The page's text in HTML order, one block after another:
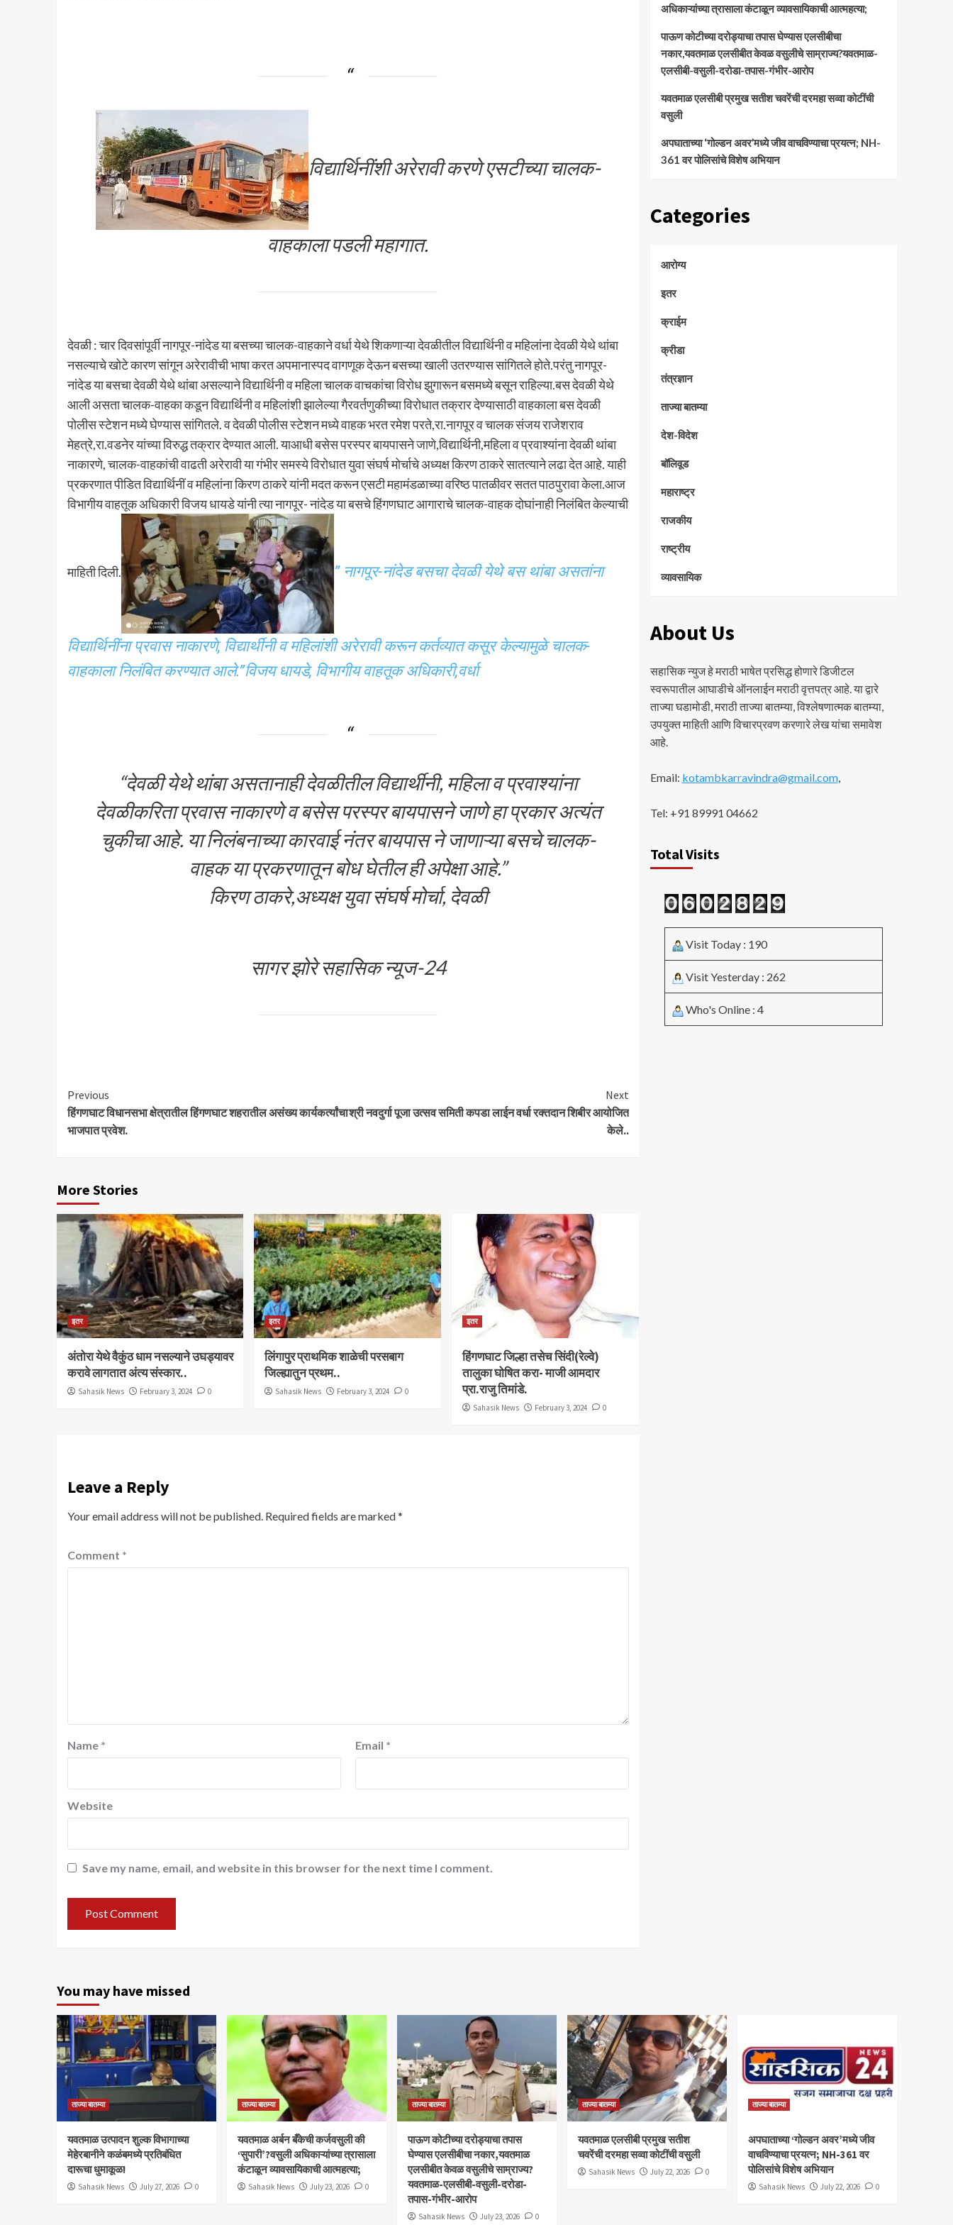
विद्यार्थिनींशी अरेरावी करणे एसटीच्या चालक-
वाहकाला पडली महागात.
देवळी : चार दिवसांपूर्वी नागपूर-नांदेड या बसच्या चालक-वाहकाने वर्धा येथे शिकणाऱ्या देवळीतील विद्यार्थिनी व महिलांना देवळी येथे थांबा
नसल्याचे खोटे कारण सांगून अरेरावीची भाषा करत अपमानास्पद वागणूक देऊन बसच्या खाली उतरण्यास सांगितले होते.परंतु नागपूर-
नांदेड या बसचा देवळी येथे थांबा असल्याने विद्यार्थिनी व महिला चालक वाचकांचा विरोध झुगारून बसमध्ये बसून राहिल्या.बस देवळी येथे
आली असता चालक-वाहका कडून विद्यार्थिनी व महिलांशी झालेल्या गैरवर्तणुकीच्या विरोधात तक्रार देण्यासाठी वाहकाला बस देवळी
पोलीस स्टेशन मध्ये घेण्यास सांगितले. व देवळी पोलीस स्टेशन मध्ये वाहक भरत रमेश परते,रा.नागपूर व चालक संजय राजेशराव
मेहत्रे,रा.वडनेर यांच्या विरुद्ध तक्रार देण्यात आली. याआधी बसेस परस्पर बायपासने जाणे,विद्यार्थिनी,महिला व प्रवाश्यांना देवळी थांबा
नाकारणे, चालक-वाहकांची वाढती अरेरावी या गंभीर समस्ये विरोधात युवा संघर्ष मोर्चाचे अध्यक्ष किरण ठाकरे सातत्याने लढा देत आहे. याही
प्रकरणात पीडित विद्यार्थिनीं व महिलांना किरण ठाकरे यांनी मदत करून एसटी महामंडळाच्या वरिष्ठ पातळीवर सतत पाठपुरावा केला.आज
विभागीय वाहतूक अधिकारी विजय धायडे यांनी त्या नागपूर- नांदेड या बसचे हिंगणघाट आगाराचे चालक-वाहक दोघांनाही निलंबित केल्याची
माहिती दिली. ” नागपूर-नांदेड बसचा देवळी येथे बस थांबा असतांना
विद्यार्थिनींना प्रवास नाकारणे, विद्यार्थीनी व महिलांशी अरेरावी करून कर्तव्यात कसूर केल्यामुळे चालक-
वाहकाला निलंबित करण्यात आले.”विजय धायडे, विभागीय वाहतूक अधिकारी,वर्धा
“देवळी येथे थांबा असतानाही देवळीतील विद्यार्थीनी, महिला व प्रवाश्यांना
देवळीकरिता प्रवास नाकारणे व बसेस परस्पर बायपासने जाणे हा प्रकार अत्यंत
चुकीचा आहे. या निलंबनाच्या कारवाई नंतर बायपास ने जाणाऱ्या बसचे चालक-
वाहक या प्रकरणातून बोध घेतील ही अपेक्षा आहे.”
किरण ठाकरे,अध्यक्ष युवा संघर्ष मोर्चा, देवळी
सागर झोरे सहासिक न्यूज-24
Continue
Reading
Previous
हिंगणघाट विधानसभा क्षेत्रातील हिंगणघाट शहरातील असंख्य कार्यकर्त्यांचा
भाजपात प्रवेश.
Next
श्री नवदुर्गा पूजा उत्सव समिती कपडा लाईन वर्धा रक्तदान शिबीर आयोजित
केले..
More Stories
इतर
अंतोरा येथे वैकुंठ धाम नसल्याने उघड्यावर
करावे लागतात अंत्य संस्कार..
Sahasik News February 3, 2024 0
इतर
लिंगापुर प्राथमिक शाळेची परसबाग
जिल्ह्यातुन प्रथम..
Sahasik News February 3, 2024 0
इतर
हिंगणघाट जिल्हा तसेच सिंदी(रेल्वे)
तालुका घोषित करा- माजी आमदार
प्रा.राजु तिमांडे.
Sahasik News February 3, 2024 0
Leave a Reply
Your email address will not be published. Required fields are marked*
Comment *
Name * Email *
Website
Save my name, email, and website in this browser for the next time I comment.
अधिकाऱ्यांच्या त्रासाला कंटाळून व्यावसायिकाची आत्महत्या;
पाऊण कोटीच्या दरोड्याचा तपास घेण्यास एलसीबीचा
नकार,यवतमाळ एलसीबीत केवळ वसुलीचे साम्राज्य?यवतमाळ-
एलसीबी-वसुली-दरोडा-तपास-गंभीर-आरोप
यवतमाळ एलसीबी प्रमुख सतीश चवरेंची दरमहा सव्वा कोटींची
वसुली
अपघाताच्या ‘गोल्डन अवर’मध्ये जीव वाचविण्याचा प्रयत्न; NH-
361 वर पोलिसांचे विशेष अभियान
Categories
आरोग्य
इतर
क्राईम
क्रीडा
तंत्रज्ञान
ताज्या बातम्या
देश-विदेश
बॉलिवूड
महाराष्ट्र
राजकीय
राष्ट्रीय
व्यावसायिक
About Us
सहासिक न्युज हे मराठी भाषेत प्रसिद्ध होणारे डिजीटल
स्वरूपातील आघाडीचे ऑनलाईन मराठी वृत्तपत्र आहे. या द्वारे
ताज्या घडामोडी, मराठी ताज्या बातम्या, विश्लेषणात्मक बातम्या,
उपयुक्त माहिती आणि विचारप्रवण करणारे लेख यांचा समावेश
आहे.
Email: kotambkarravindra@gmail.com,
Tel: +91 89991 04662
Total Visits
Visit Today : 190
Visit Yesterday : 262
Who's Online : 4
You may have missed
ताज्या बातम्या
यवतमाळ उत्पादन शुल्क विभागाच्या
मेहेरबानीने कळंबमध्ये प्रतिबंधित
दारूचा धुमाकूळ!
Sahasik News July 27, 2026 0
ताज्या बातम्या
​यवतमाळ अर्बन बँकेची कर्जवसुली की
‘सुपारी’?वसुली अधिकाऱ्यांच्या त्रासाला
कंटाळून व्यावसायिकाची आत्महत्या;
Sahasik News July 23, 2026 0
ताज्या बातम्या
पाऊण कोटीच्या दरोड्याचा तपास
घेण्यास एलसीबीचा नकार,यवतमाळ
एलसीबीत केवळ वसुलीचे साम्राज्य?
यवतमाळ-एलसीबी-वसुली-दरोडा-
तपास-गंभीर-आरोप
Sahasik News July 23, 2026 0
ताज्या बातम्या
यवतमाळ एलसीबी प्रमुख सतीश
चवरेंची दरमहा सव्वा कोटींची वसुली
Sahasik News July 22, 2026 0
ताज्या बातम्या
अपघाताच्या ‘गोल्डन अवर’मध्ये जीव
वाचविण्याचा प्रयत्न; NH-361 वर
पोलिसांचे विशेष अभियान
Sahasik News July 22, 2026 0